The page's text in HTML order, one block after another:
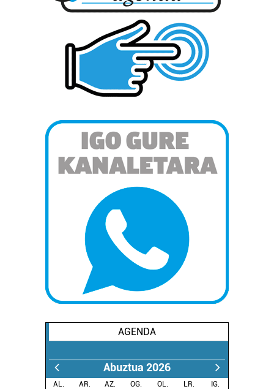
AGENDA
Abuztua 2026
AL. AR. AZ. OG. OL. LR.
IG.